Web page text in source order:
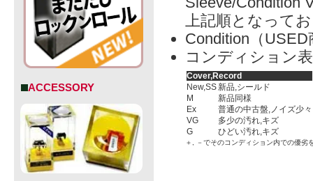
ACCESSORY
上記順となって
Condition（
コンディション
Cover,Record
New,SS新品,シールド
M
新品同様
Ex
普通の中古盤,ノイズ少々
VG
多少の汚れ,キズ
G
ひどい汚れ,キズ
＋, －でそのコンディション内での優劣